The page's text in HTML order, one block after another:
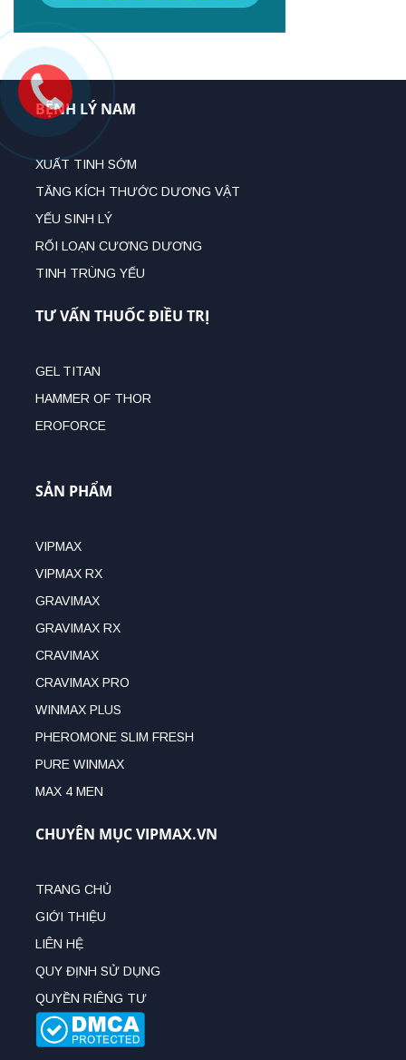
BỆNH LÝ NAM
XUẤT TINH SỚM
TĂNG KÍCH THƯỚC DƯƠNG VẬT
YẾU SINH LÝ
RỐI LOẠN CƯƠNG DƯƠNG
TINH TRÙNG YẾU
TƯ VẤN THUỐC ĐIỀU TRỊ
GEL TITAN
HAMMER OF THOR
EROFORCE
SẢN PHẨM
VIPMAX
VIPMAX RX
GRAVIMAX
GRAVIMAX RX
CRAVIMAX
CRAVIMAX PRO
WINMAX PLUS
PHEROMONE SLIM FRESH
PURE WINMAX
MAX 4 MEN
CHUYÊN MỤC VIPMAX.VN
TRANG CHỦ
GIỚI THIỆU
LIÊN HỆ
QUY ĐỊNH SỬ DỤNG
QUYỀN RIÊNG TƯ